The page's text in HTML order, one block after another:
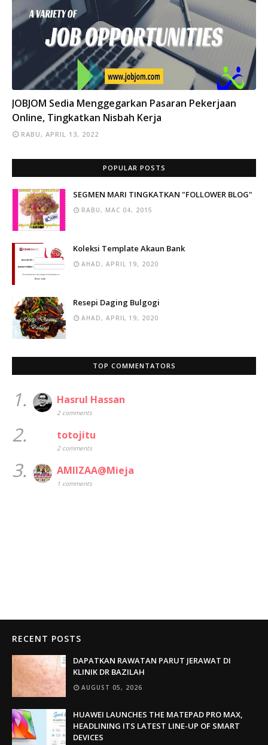
INFO
JOBJOM Sedia Menggegarkan Pasaran Pekerjaan
Online, Tingkatkan Nisbah Kerja
RABU, APRIL 13, 2022
POPULAR POSTS
SEGMEN MARI TINGKATKAN "FOLLOWER BLOG"
RABU, MAC 04, 2015
Koleksi Template Akaun Bank
AHAD, APRIL 19, 2020
Resepi Daging Bulgogi
AHAD, APRIL 19, 2020
TOP COMMENTATORS
1. Hasrul Hassan
2 comments
2. totojitu
2 comments
3. AMIIZAA@Mieja
1 comments
RECENT POSTS
DAPATKAN RAWATAN PARUT JERAWAT DI
KLINIK DR BAZILAH
AUGUST 05, 2026
HUAWEI LAUNCHES THE MATEPAD PRO MAX,
HEADLINING ITS LATEST LINE-UP OF SMART
DEVICES